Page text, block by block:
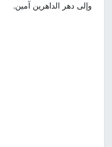
وإلى دهر الداهرين آمين.